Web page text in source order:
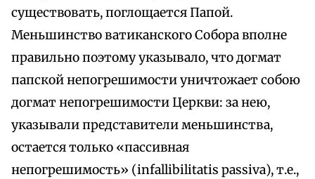
существовать, поглощается Папой.
Меньшинство ватиканского Собора вполне
правильно поэтому указывало, что догмат
папской непогрешимости уничтожает собою
догмат непогрешимости Церкви: за нею,
указывали представители меньшинства,
остается только «пассивная
непогрешимость» (infallibilitatis passiva), т.е.,